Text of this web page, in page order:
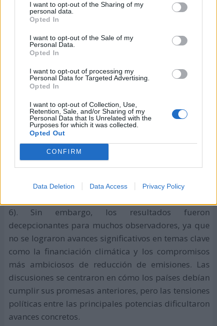
I want to opt-out of the Sharing of my
personal data.
Opted In
I want to opt-out of the Sale of my
Personal Data.
Opted In
I want to opt-out of processing my
Personal Data for Targeted Advertising.
Opted In
I want to opt-out of Collection, Use,
Retention, Sale, and/or Sharing of my
Personal Data that Is Unrelated with the
Purposes for which it was collected.
Opted Out
CONFIRM
Data Deletion Data Access Privacy Policy
por enfrentar la crisis climática. Estas reuniones
internacionales han reunido a líderes mundiales,
científicos, activistas y representantes de la
sociedad civil para discutir y acordar medidas
a sus impactos y proteger el medio ambiente. A
continuación, repasamos las principales cumbres
celebradas desde 2019 hasta 2023.
COP25 - Madrid, 2019
Originalmente prevista en Chile, la COP25 terminó
celebrándose en Madrid bajo la presidencia chilena.
Acuerdo de París, especialmente en los artículos
6). Sin embargo, los resultados fueron
decepcionantes para muchos observadores, ya que
no se lograron avances significativos en temas clave
como la financiación climática y los compromisos
más ambiciosos de reducción de emisiones. Las
discusiones se centraron en cómo los países debían
cumplir sus promesas anteriores, pero las tensiones
políticas entre las principales potencias dificultaron
avances concretos.